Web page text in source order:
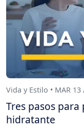
Vida y Estilo • MAR 13
Tres pasos
hidratante